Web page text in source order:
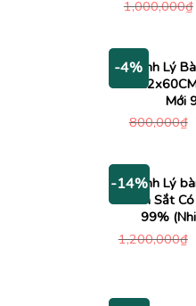
1,000,000₫
-4%
Thanh Lý
Mới
800,000₫
-14%
Thanh Lý
Chân Sắt
99%
1,200,000₫